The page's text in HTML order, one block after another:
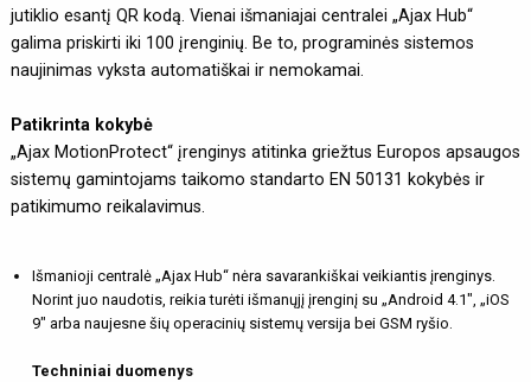
jutiklio esantį QR kodą. Vienai išmaniajai centralei „Ajax Hub“
galima priskirti iki 100 įrenginių. Be to, programinės sistemos
naujinimas vyksta automatiškai ir nemokamai.
Patikrinta kokybė
„Ajax MotionProtect“ įrenginys atitinka griežtus Europos apsaugos
sistemų gamintojams taikomo standarto EN 50131 kokybės ir
patikimumo reikalavimus.
Išmanioji centralė „Ajax Hub“ nėra savarankiškai veikiantis įrenginys.
Norint juo naudotis, reikia turėti išmanųjį įrenginį su „Android 4.1", „iOS
9" arba naujesne šių operacinių sistemų versija bei GSM ryšio.
Techniniai duomenys